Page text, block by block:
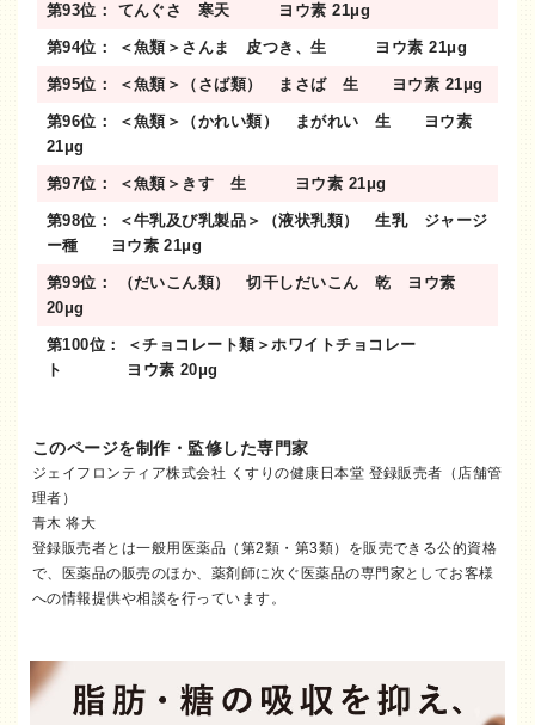
第93位： てんぐさ 寒天 ヨウ素 21μg
第94位： ＜魚類＞さんま 皮つき、生 ヨウ素 21μg
第95位： ＜魚類＞（さば類） まさば 生 ヨウ素 21μg
第96位： ＜魚類＞（かれい類） まがれい 生 ヨウ素
21μg
第97位： ＜魚類＞きす 生 ヨウ素 21μg
第98位： ＜牛乳及び乳製品＞（液状乳類） 生乳 ジャージ
ー種 ヨウ素 21μg
第99位： （だいこん類） 切干しだいこん 乾 ヨウ素
20μg
第100位： ＜チョコレート類＞ホワイトチョコレー
ト ヨウ素 20μg
このページを制作・監修した専門家
ジェイフロンティア株式会社 くすりの健康日本堂 登録販売者（店舗管
理者）
青木 将大
登録販売者とは一般用医薬品（第2類・第3類）を販売できる公的資格
で、医薬品の販売のほか、薬剤師に次ぐ医薬品の専門家としてお客様
への情報提供や相談を行っています。